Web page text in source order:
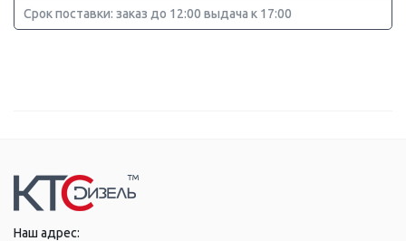
Срок поставки: заказ до 12:00 выдача к 17:00
Наш адрес: